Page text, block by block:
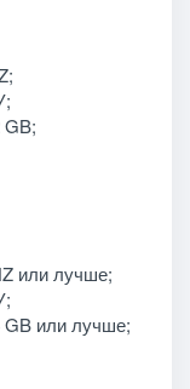
GB;
или лучше;
GB или лучше;